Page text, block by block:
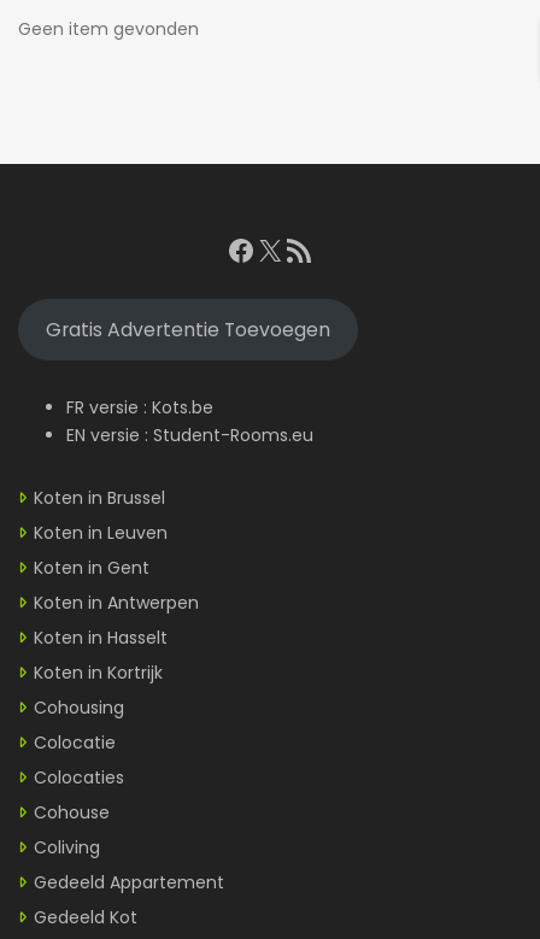
Geen item gevonden
Facebook
X RSS feed
Gratis Advertentie Toevoegen
FR versie : Kots.be
EN versie : Student-Rooms.eu
Koten in Brussel
Koten in Leuven
Koten in Gent
Koten in Antwerpen
Koten in Hasselt
Koten in Kortrijk
Cohousing
Colocatie
Colocaties
Cohouse
Coliving
Gedeeld Appartement
Gedeeld Kot